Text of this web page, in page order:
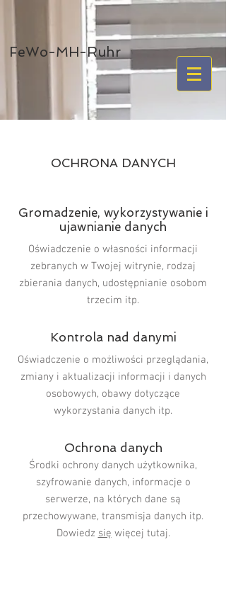
FeWo-MH-Ruhr
OCHRONA DANYCH
Gromadzenie, wykorzystywanie i
ujawnianie danych
Oświadczenie o własności informacji
zebranych w Twojej witrynie, rodzaj
zbierania danych, udostępnianie osobom
trzecim itp.
Kontrola nad danymi
Oświadczenie o możliwości przeglądania,
zmiany i aktualizacji informacji i danych
osobowych, obawy dotyczące
wykorzystania danych itp.
Ochrona danych
Środki ochrony danych użytkownika,
szyfrowanie danych, informacje o
serwerze, na których dane są
przechowywane, transmisja danych itp.
Dowiedz się więcej tutaj.